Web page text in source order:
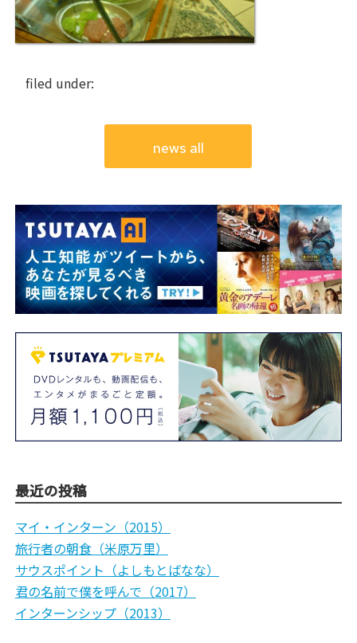
filed under:
news all
最近の投稿
マイ・インターン（2015）
旅行者の朝食（米原万里）
サウスポイント（よしもとばなな）
君の名前で僕を呼んで（2017）
インターンシップ（2013）